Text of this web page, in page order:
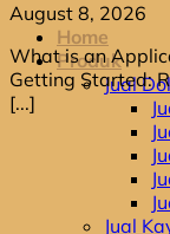
Home
Produk
Jual
Jual
August 8, 2026
What is an
Getting Started:
[...]